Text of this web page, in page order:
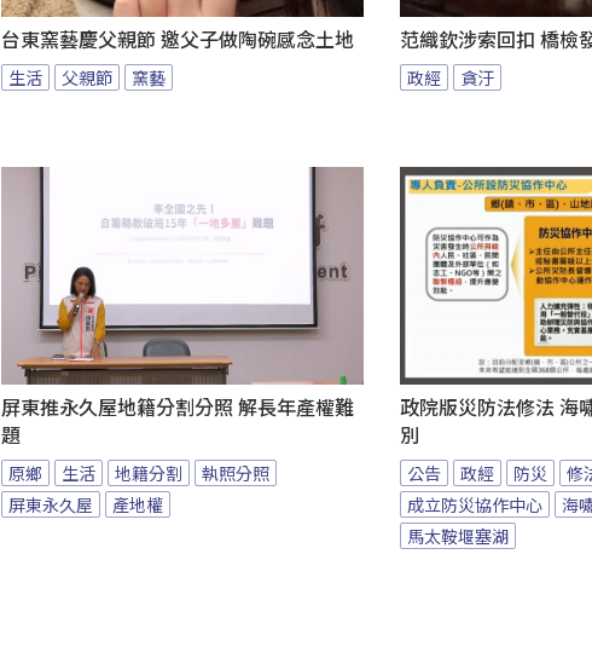
台東窯藝慶父親節 邀父子做陶碗感念土地
生活 父親節 窯藝
范織欽涉索回扣 橋檢
政經 貪汙
屏東推永久屋地籍分割分照 解長年產權難
題
原鄉 生活 地籍分割
執照分照
屏東永久屋
產地權
政院版災防法修法 海
別
公告 政經 防災
修
成立防災協作中心
海
馬太鞍堰塞湖